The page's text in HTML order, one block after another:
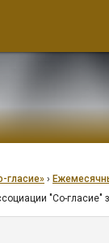
гласие» ›
"Со-гласие"